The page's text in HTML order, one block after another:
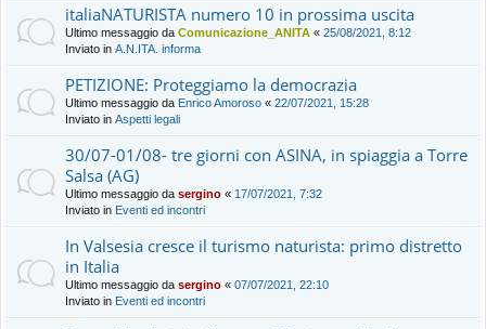
italiaNATURISTA numero 10 in prossima uscita
Ultimo messaggio da Comunicazione_ANITA « 25/08/2021, 8:12
Inviato in A.N.ITA. informa
PETIZIONE: Proteggiamo la democrazia
Ultimo messaggio da Enrico Amoroso « 22/07/2021, 15:28
Inviato in Aspetti legali
30/07-01/08- tre giorni con ASINA, in spiaggia a Torre
Salsa (AG)
Ultimo messaggio da sergino « 17/07/2021, 7:32
Inviato in Eventi ed incontri
In Valsesia cresce il turismo naturista: primo distretto
in Italia
Ultimo messaggio da sergino « 07/07/2021, 22:10
Inviato in Eventi ed incontri